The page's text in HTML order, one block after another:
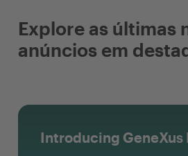
Explore as últimas
anúncios em
Introducing GeneXus